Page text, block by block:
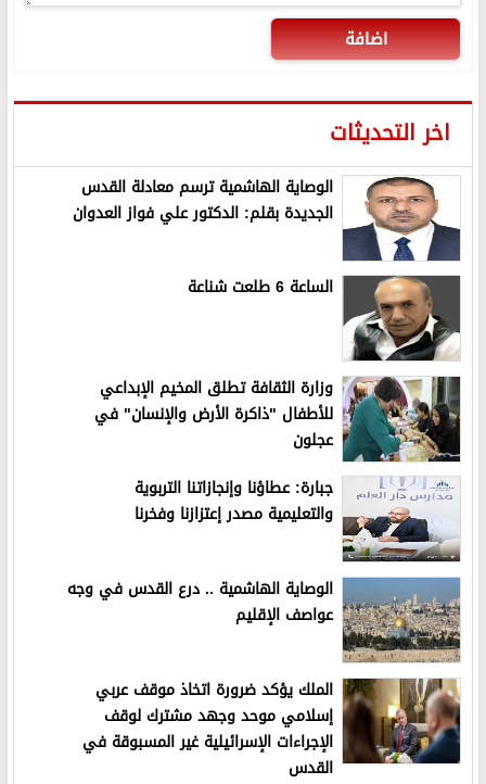
اضافة
اخر التحديثات
الوصاية الهاشمية ترسم معادلة القدس
الجديدة بقلم: الدكتور علي فواز العدوان
الساعة 6 طلعت شناعة
وزارة الثقافة تطلق المخيم الإبداعي
للأطفال "ذاكرة الأرض والإنسان" في
عجلون
جبارة: عطاؤنا وإنجازاتنا التربوية
والتعليمية مصدر إعتزازنا وفخرنا
الوصاية الهاشمية .. درع القدس في وجه
عواصف الإقليم
الملك يؤكد ضرورة اتخاذ موقف عربي
إسلامي موحد وجهد مشترك لوقف
الإجراءات الإسرائيلية غير المسبوقة في
القدس